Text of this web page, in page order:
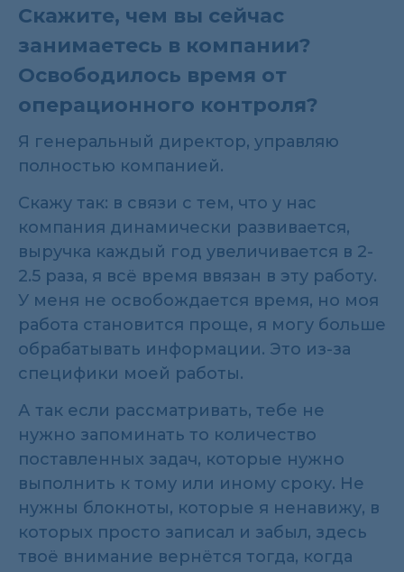
Скажите, чем вы сейчас
занимаетесь в компании?
Освободилось время от
операционного контроля?
Я генеральный директор, управляю
полностью компанией.
Скажу так: в связи с тем, что у нас
компания динамически развивается,
выручка каждый год увеличивается в 2-
2.5 раза, я всё время ввязан в эту работу.
У меня не освобождается время, но моя
работа становится проще, я могу больше
обрабатывать информации. Это из-за
специфики моей работы.
А так если рассматривать, тебе не
нужно запоминать то количество
поставленных задач, которые нужно
выполнить к тому или иному сроку. Не
нужны блокноты, которые я ненавижу, в
которых просто записал и забыл, здесь
твоё внимание вернётся тогда, когда